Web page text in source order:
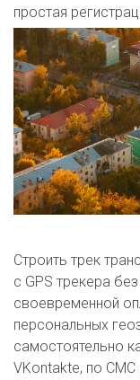
простая
Строить трек
с GPS трекера
своевременной
персональных
самостоятельно
VKontakte, по СМС